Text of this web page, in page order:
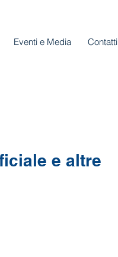
Eventi e Media Contatti
e altre